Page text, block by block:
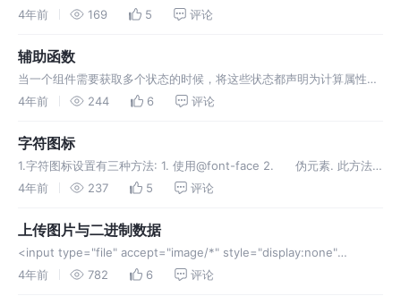
会怎样 ? 页面可能会瘫痪 , 因为可能需要很长的时间来处理 , 待定时器
4年前 169 5 评论
辅助函数
当一个组件需要获取多个状态的时候，将这些状态都声明为计算属性会
有些重复和冗余。为了解决这个问题，我们可以使用 mapState 辅助函
4年前 244 6 评论
字符图标
1.字符图标设置有三种方法: 1. 使用@font-face 2. 伪元素. 此方法
较为方便 , 将阿里云中字符图标下载下来 , 在html中用link引用j即可
4年前 237 5 评论
上传图片与二进制数据
<input type="file" accept="image/*" style="display:none"
ref="inputRef" @change="onInputChange">
4年前 782 6 评论